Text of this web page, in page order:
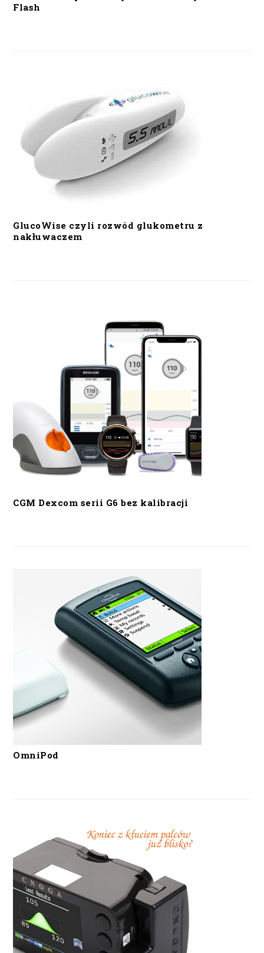
Flash
GlucoWise czyli rozwód glukometru z
nakłuwaczem
CGM Dexcom serii G6 bez kalibracji
OmniPod